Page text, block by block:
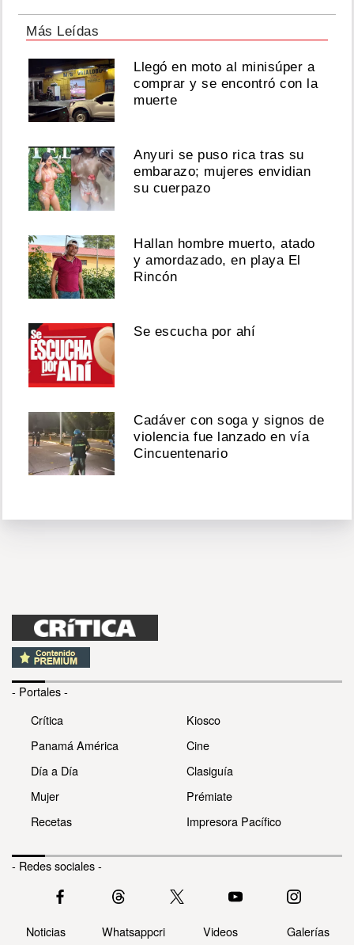
Más Leídas
Llegó en moto al minisúper a
comprar y se encontró con la
muerte
Anyuri se puso rica tras su
embarazo; mujeres envidian
su cuerpazo
Hallan hombre muerto, atado
y amordazado, en playa El
Rincón
Se escucha por ahí
Cadáver con soga y signos de
violencia fue lanzado en vía
Cincuentenario
- Portales -
Crítica
Panamá América
Día a Día
Mujer
Recetas
Kiosco
Cine
Clasiguía
Prémiate
Impresora Pacífico
- Redes sociales -
Noticias Whatsappcri Videos Galerías